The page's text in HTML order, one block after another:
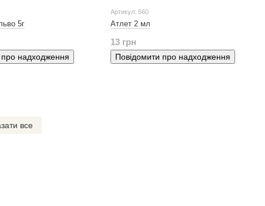
5г
про надходження
Артикул: 560
Атлет 2 мл
13 грн
Повідомити про надходження
все